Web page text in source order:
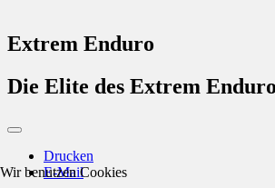
Extrem Enduro
Die Elite des Extrem
Drucken
E-Mail
Wir benutzen Cookies